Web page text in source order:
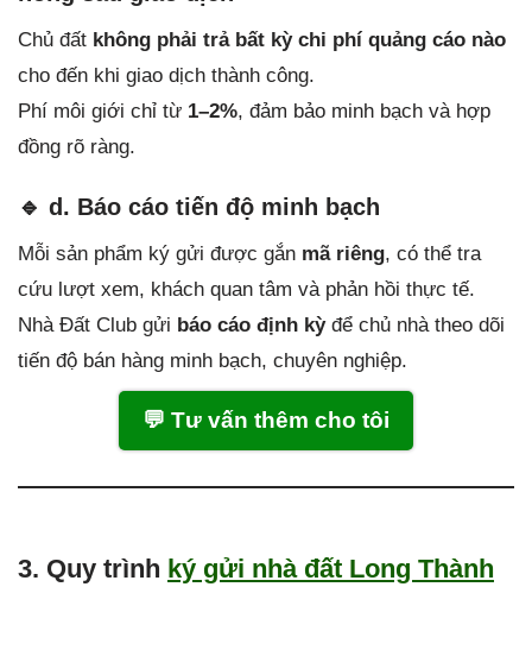
Chủ đất không phải trả bất kỳ chi phí quảng cáo nào
cho đến khi giao dịch thành công.
Phí môi giới chỉ từ 1–2%, đảm bảo minh bạch và hợp
đồng rõ ràng.
🔹 d. Báo cáo tiến độ minh bạch
Mỗi sản phẩm ký gửi được gắn mã riêng, có thể tra
cứu lượt xem, khách quan tâm và phản hồi thực tế.
Nhà Đất Club gửi báo cáo định kỳđể chủ nhà theo dõi
tiến độ bán hàng minh bạch, chuyên nghiệp.
💬 Tư vấn thêm cho tôi
3. Quy trình ký gửi nhà đất Long Thành